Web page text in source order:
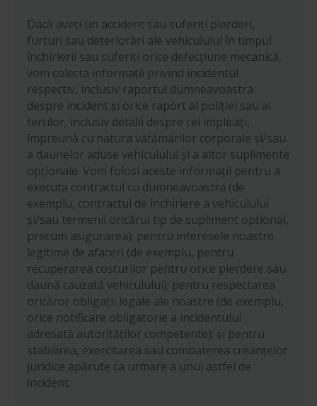
Dacă aveți un accident sau suferiți pierderi,
furturi sau deteriorări ale vehiculului în timpul
închirierii sau suferiți orice defecțiune mecanică,
vom colecta informații privind incidentul
respectiv, inclusiv raportul dumneavoastra
despre incident și orice raport al poliției sau al
terților, inclusiv detalii despre cei implicați,
împreună cu natura vătămărilor corporale și/sau
a daunelor aduse vehiculului și a altor suplimente
opționale. Vom folosi aceste informații pentru a
executa contractul cu dumneavoastra (de
exemplu, contractul de închiriere a vehiculului
și/sau termenii oricărui tip de supliment opțional,
precum asigurarea); pentru interesele noastre
legitime de afaceri (de exemplu, pentru
recuperarea costurilor pentru orice pierdere sau
daună cauzată vehiculului); pentru respectarea
oricăror obligații legale ale noastre (de exemplu,
orice notificare obligatorie a incidentului
adresată autorităților competente); și pentru
stabilirea, exercitarea sau combaterea creanțelor
juridice apărute ca urmare a unui astfel de
incident.